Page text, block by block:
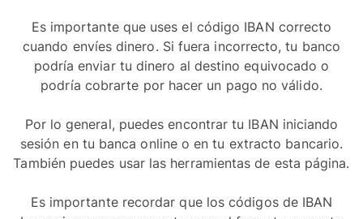
Es importante que uses el código IBAN correcto
cuando envíes dinero. Si fuera incorrecto, tu banco
podría enviar tu dinero al destino equivocado o
podría cobrarte por hacer un pago no válido.
Por lo general, puedes encontrar tu IBAN iniciando
sesión en tu banca online o en tu extracto bancario.
También puedes usar las herramientas de esta página.
Es importante recordar que los códigos de IBAN